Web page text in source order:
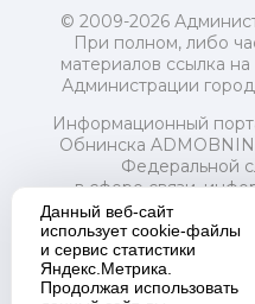
© 2009-2026
При полном, либо
материалов ссылка
Администрации
Информационный
Обнинска
Федеральной
в сфере связи,
и массовых
Свидетельство о
Учредитель:
Данный веб-сайт
использует cookie-файлы
и сервис статистики
Яндекс.Метрика.
Продолжая использовать